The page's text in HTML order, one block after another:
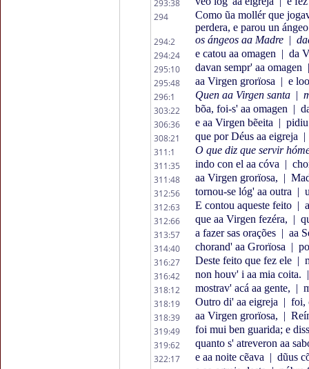
293:38
294
Como ũa mollér que
perdera, e parou un
294:2
os ángeos aa Madre |
294:24
e catou aa omagen | da
295:10
davan sempr' aa omagen |
295:48
aa Virgen grorïosa | e
296:1
Quen aa Virgen santa |
303:22
bõa, foi-s' aa omagen |
306:36
e aa Virgen bẽeita |
308:21
que por Déus aa eigreja |
311:1
O que diz que servir
311:35
indo con el aa cóva |
311:48
aa Virgen grorïosa, |
312:56
tornou-se lóg' aa outra |
312:63
E contou aqueste feito |
312:66
que aa Virgen fezéra, |
313:57
a fazer sas orações | aa
314:40
chorand' aa Grorïosa |
316:27
Deste feito que fez ele |
316:42
non houv' i aa mia coita. |
318:12
mostrav' acá aa gente, |
318:19
Outro di' aa eigreja | foi,
318:39
aa Virgen grorïosa, |
319:49
foi mui ben guarida; e
319:62
quanto s' atreveron aa
322:17
e aa noite cẽava | dũus